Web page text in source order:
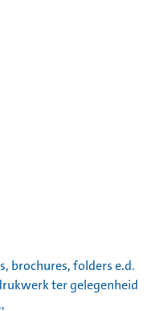
brochures, folders e.d.
ter gelegenheid